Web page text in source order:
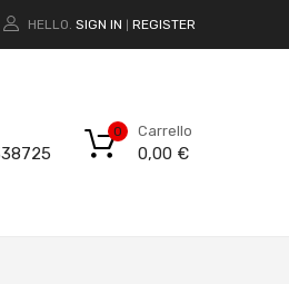
HELLO. SIGN IN REGISTER
Carrello
0,00 €
0